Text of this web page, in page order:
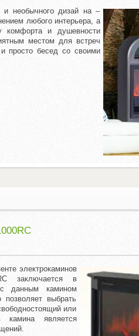
и необычного дизай на –
любого интерьера, а
комфорта и душевности
местом для встреч
просто бесед со своими
электрокаминов
заключается в
с данным камином
позволяет выбрать
или
камина является